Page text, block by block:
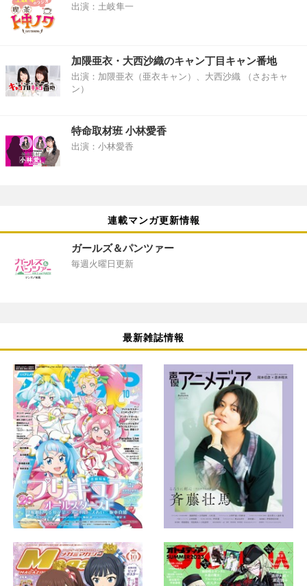
出演：土岐隼一
加隈亜衣・大西沙織のキャン丁目キャン番地
出演：加隈亜衣（亜衣キャン）、大西沙織 （さおキャ
ン）
特命取材班 小林愛香
出演：小林愛香
連載マンガ更新情報
ガールズ＆パンツァー
毎週火曜日更新
最新雑誌情報